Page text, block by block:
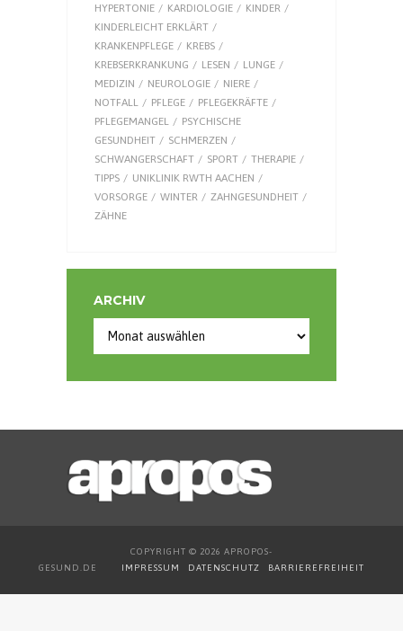
HYPERTONIE
KARDIOLOGIE
KINDER
KINDERLEICHT ERKLÄRT
KRANKENPFLEGE
KREBS
KREBSERKRANKUNG
LESEN
LUNGE
MEDIZIN
NEUROLOGIE
NIERE
NOTFALL
PFLEGE
PFLEGEKRÄFTE
PFLEGEMANGEL
PSYCHISCHE
GESUNDHEIT
SCHMERZEN
SCHWANGERSCHAFT
SPORT
THERAPIE
TIPPS
UNIKLINIK RWTH AACHEN
VORSORGE
WINTER
ZAHNGESUNDHEIT
ZÄHNE
ARCHIV
COPYRIGHT © 2026 APROPOS-
GESUND.DE IMPRESSUM DATENSCHUTZ BARRIEREFREIHEIT